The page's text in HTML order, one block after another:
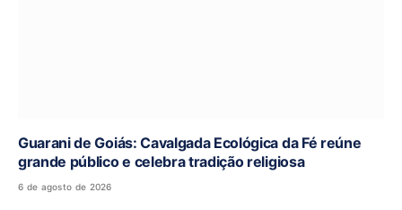
Guarani de Goiás: Cavalgada Ecológica da Fé reúne
grande público e celebra tradição religiosa
6 de agosto de 2026